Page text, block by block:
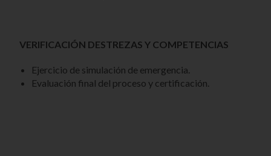
VERIFICACIÓN DESTREZAS Y COMPETENCIAS
Ejercicio de simulación de emergencia.
Evaluación final del proceso y certificación.